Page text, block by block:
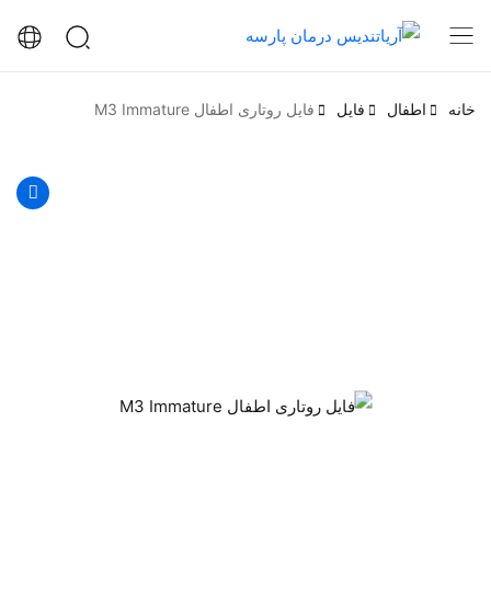
خانه اطفال فایل فایل روتاری اطفال M3 Immature